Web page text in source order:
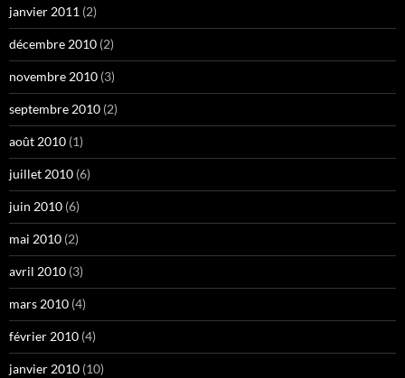
janvier 2011 (2)
décembre 2010 (2)
novembre 2010 (3)
septembre 2010 (2)
août 2010 (1)
juillet 2010 (6)
juin 2010 (6)
mai 2010 (2)
avril 2010 (3)
mars 2010 (4)
février 2010 (4)
janvier 2010 (10)